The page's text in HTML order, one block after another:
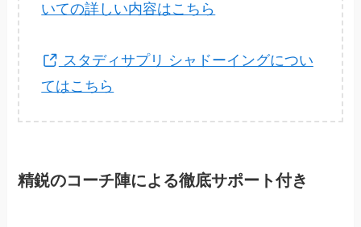
いての詳しい内容はこちら
スタディサプリ シャドーイングについ
てはこちら
精鋭のコーチ陣による徹底サポート付き